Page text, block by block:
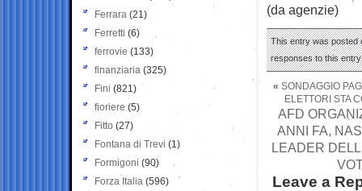
(da agenzie)
This entry was posted
responses to this
« SONDAGGIO
ELETTORI STA
AFD
ANNI FA,
LEADER
Leave a
Ferrara (21)
Ferretti (6)
ferrovie (133)
finanziaria (325)
Fini (821)
fioriere (5)
Fitto (27)
Fontana di Trevi (1)
Formigoni (90)
Forza Italia (596)